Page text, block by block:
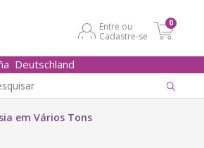
Entre ou
Cadastre-se
0
Deutschland
em Vários Tons